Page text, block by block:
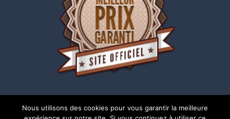
Nous utilisons des cookies pour vous garantir la meilleure